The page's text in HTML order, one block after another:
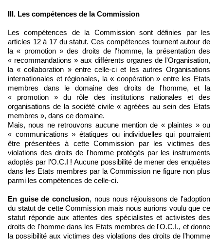
III. Les compétences de la Commission
Les compétences de la Commission sont définies par les
articles 12 à 17 du statut. Ces compétences tournent autour de
la « promotion » des droits de l'homme, la présentation des
« recommandations » aux différents organes de l'Organisation,
la « collaboration » entre celle-ci et les autres Organisations
internationales et régionales, la « coopération » entre les Etats
membres dans le domaine des droits de l'homme, et la
« promotion » du rôle des institutions nationales et des
organisations de la société civile « agréées au sein des Etats
membres », dans ce domaine.
Mais, nous ne retrouvons aucune mention de « plaintes » ou
« communications » étatiques ou individuelles qui pourraient
être présentées à cette Commission par les victimes des
violations des droits de l'homme protégés par les instruments
adoptés par l'O.C.I ! Aucune possibilité de mener des enquêtes
dans les Etats membres par la Commission ne figure non plus
parmi les compétences de celle-ci.
En guise de conclusion, nous nous réjouissons de l'adoption
du statut de cette Commission mais nous aurions voulu que ce
statut réponde aux attentes des spécialistes et activistes des
droits de l'homme dans les Etats membres de l'O.C.I., et donne
la possibilité aux victimes des violations des droits de l'homme